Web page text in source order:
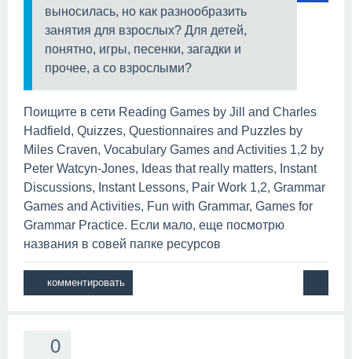
выносилась, но как разнообразить
занятия для взрослых? Для детей,
понятно, игры, песенки, загадки и
прочее, а со взрослыми?
Поищите в сети Reading Games by Jill and Charles
Hadfield, Quizzes, Questionnaires and Puzzles by
Miles Craven, Vocabulary Games and Activities 1,2 by
Peter Watcyn-Jones, Ideas that really matters, Instant
Discussions, Instant Lessons, Pair Work 1,2, Grammar
Games and Activities, Fun with Grammar, Games for
Grammar Practice. Если мало, еще посмотрю
названия в совей папке ресурсов
0